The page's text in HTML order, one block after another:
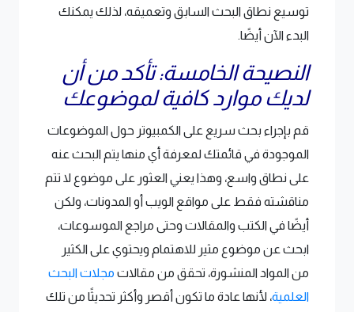
توسيع نطاق البحث السابق وتعميقه، لذلك يمكنك
البدء الآن أيضًا.
النصيحة الخامسة: تأكد من أن
لديك موارد كافية لموضوعك
قم بإجراء بحث سريع على الكمبيوتر حول الموضوعات
الموجودة في قائمتك لمعرفة أي منها يتم البحث عنه
على نطاق واسع، وهذا يعني العثور على موضوع لا تتم
مناقشته فقط على مواقع الويب أو المدونات، ولكن
أيضًا في الكتب والمقالات وحتى مراجع الموسوعات،
ابحث عن موضوع مثير للاهتمام ويحتوي على الكثير
من المواد المنشورة، تحقق من مقالات مجلات البحث
العلمية، لأنها عادة ما تكون أقصر وأكثر تحديثًا من تلك